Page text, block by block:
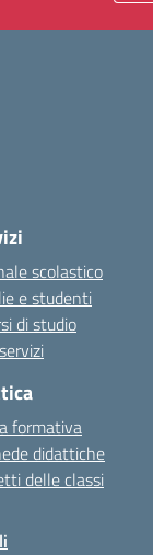
scolastico
e studenti
di studio
formativa
didattiche
delle classi